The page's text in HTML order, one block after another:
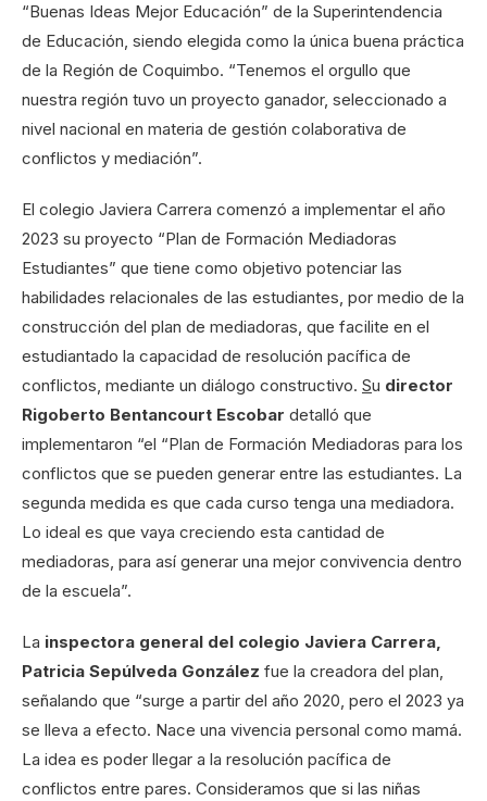
“Buenas Ideas Mejor Educación” de la Superintendencia
de Educación, siendo elegida como la única buena práctica
de la Región de Coquimbo. “Tenemos el orgullo que
nuestra región tuvo un proyecto ganador, seleccionado a
nivel nacional en materia de gestión colaborativa de
conflictos y mediación”.
El colegio Javiera Carrera comenzó a implementar el año
2023 su proyecto “Plan de Formación Mediadoras
Estudiantes” que tiene como objetivo potenciar las
habilidades relacionales de las estudiantes, por medio de la
construcción del plan de mediadoras, que facilite en el
estudiantado la capacidad de resolución pacífica de
conflictos, mediante un diálogo constructivo. Su director
Rigoberto Bentancourt Escobar detalló que
implementaron “el “Plan de Formación Mediadoras para los
conflictos que se pueden generar entre las estudiantes. La
segunda medida es que cada curso tenga una mediadora.
Lo ideal es que vaya creciendo esta cantidad de
mediadoras, para así generar una mejor convivencia dentro
de la escuela”.
La inspectora general del colegio Javiera Carrera,
Patricia Sepúlveda González fue la creadora del plan,
señalando que “surge a partir del año 2020, pero el 2023 ya
se lleva a efecto. Nace una vivencia personal como mamá.
La idea es poder llegar a la resolución pacífica de
conflictos entre pares. Consideramos que si las niñas